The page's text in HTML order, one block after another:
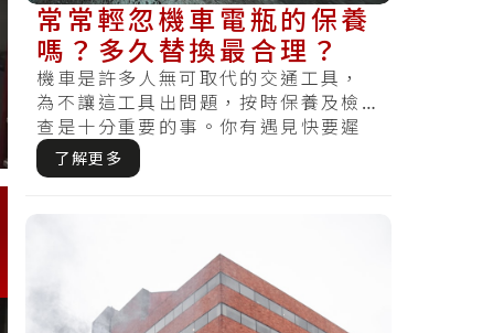
常常輕忽機車電瓶的保養
嗎？多久替換最合理？
機車是許多人無可取代的交通工具，
為不讓這工具出問題，按時保養及檢
查是十分重要的事。你有遇見快要遲
到急著出門的時候，察覺電瓶沒電怎
麼樣都無.....
了解更多